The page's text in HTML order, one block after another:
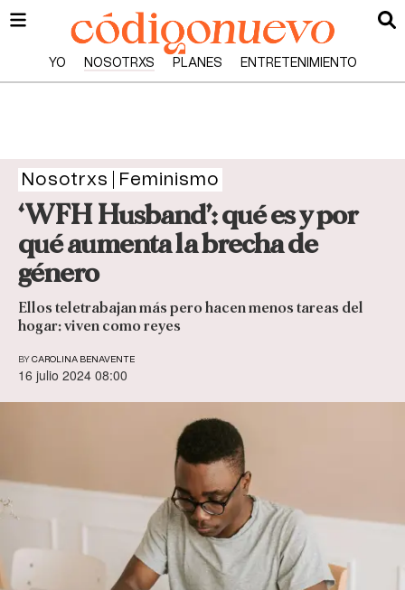
YO NOSOTRXS PLANES ENTRETENIMIENTO
Nosotrxs Feminismo
‘WFH Husband’: qué es y por
qué aumenta la brecha de
género
Ellos teletrabajan más pero hacen menos tareas del
hogar: viven como reyes
BY CAROLINA BENAVENTE
16 julio 2024 08:00